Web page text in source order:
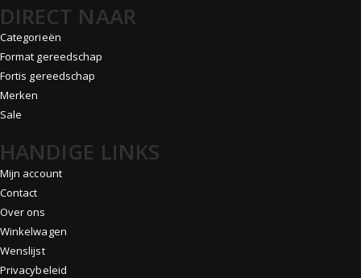
DIRECT NAAR
Categorieën
Format gereedschap
Fortis gereedschap
Merken
Sale
HANDIGE LINKS
Mijn account
Contact
Over ons
Winkelwagen
Wenslijst
Privacybeleid